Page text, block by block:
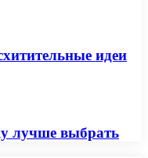
идеи
лучше выбрать